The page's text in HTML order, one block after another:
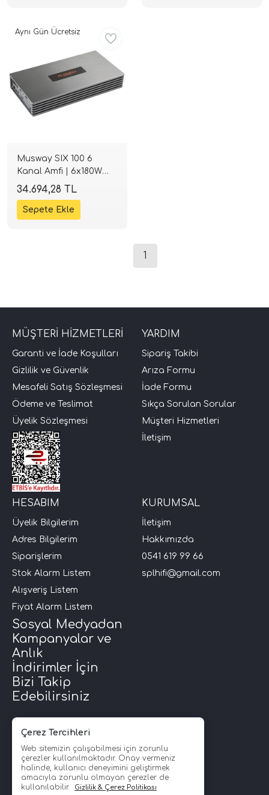
Musway SIX 100 6
Kanal Amfi | 6x180W
RMS Class-D | SPLHIFI
34.694,28 TL
Aynı Gün Ücretsiz
1
MÜŞTERİ HİZMETLERİ
Garanti ve İade Koşulları
Gizlilik ve Güvenlik
Mesafeli Satış Sözleşmesi
Ödeme ve Teslimat
Üyelik Sözleşmesi
YARDIM
Sipariş Takibi
Arıza Formu
İade Formu
Sıkça Sorulan Sorular
Müşteri Hizmetleri
İletişim
HESABIM
Üyelik Bilgilerim
Adres Bilgilerim
Siparişlerim
Stok Alarm Listem
Alışveriş Listem
Fiyat Alarm Listem
KURUMSAL
İletişim
Hakkımızda
0541 619 99 66
splhifi@gmail.com
Sosyal Medyadan
Kampanyalar ve
Anlık
İndirimler İçin
Bizi Takip
Edebilirsiniz
Çerez Tercihleri
Web sitemizin çalışabilmesi için zorunlu
çerezler kullanılmaktadır. Onay vermeniz
halinde, kullanıcı deneyimini geliştirmek
amacıyla zorunlu olmayan çerezler de
kullanılabilir.
Gizlilik & Çerez Politikası